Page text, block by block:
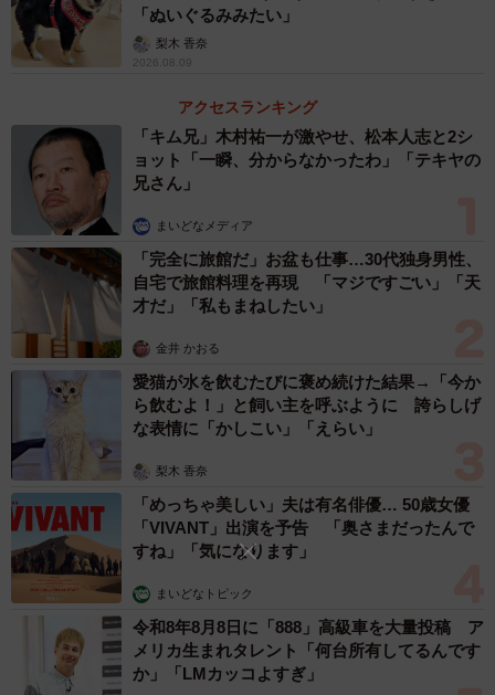
ね」と微笑みます。「ぬいぐるみみたい」
梨木 香奈
2026.08.09
アクセスランキング
「キム兄」木村祐一が激やせ、松本人志と2シ
ョット「一瞬、分からなかったわ」「テキヤの
兄さん」
まいどなメディア
「完全に旅館だ」お盆も仕事…30代独身男性、
自宅で旅館料理を再現 「マジですごい」「天
才だ」「私もまねしたい」
金井 かおる
愛猫が水を飲むたびに褒め続けた結果→「今か
ら飲むよ！」と飼い主を呼ぶように 誇らしげ
な表情に「かしこい」「えらい」
梨木 香奈
「めっちゃ美しい」夫は有名俳優… 50歳女優
「VIVANT」出演を予告 「奥さまだったんで
すね」「気になります」
まいどなトピック
令和8年8月8日に「888」高級車を大量投稿 ア
メリカ生まれタレント「何台所有してるんです
か」「LMカッコよすぎ」